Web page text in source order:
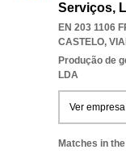
Serviços,
EN 203 1106
CASTELO,
Produção de
LDA
Ver empresa
Matches in